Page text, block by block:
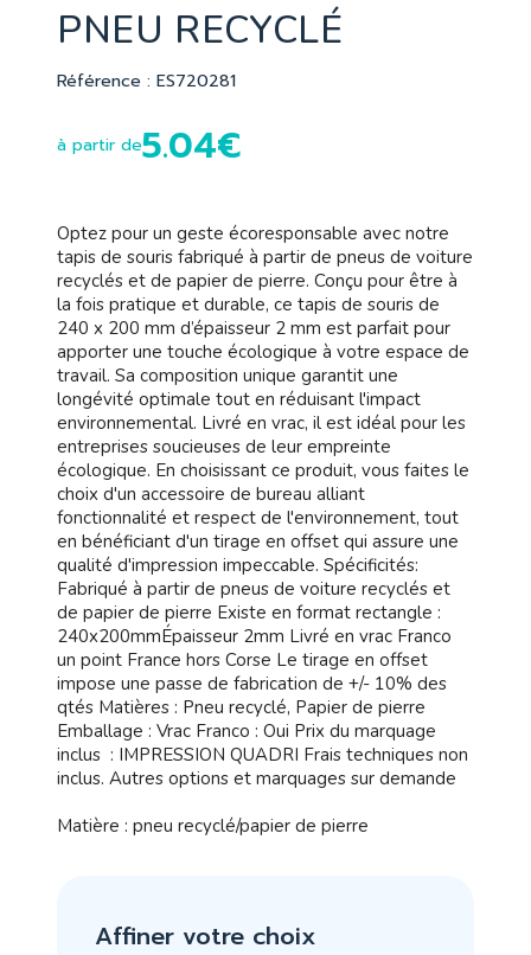
PNEU RECYCLÉ
Référence : ES720281
à partir de5.04€
Optez pour un geste écoresponsable avec notre
tapis de souris fabriqué à partir de pneus de voiture
recyclés et de papier de pierre. Conçu pour être à
la fois pratique et durable, ce tapis de souris de
240 x 200 mm d’épaisseur 2 mm est parfait pour
apporter une touche écologique à votre espace de
travail. Sa composition unique garantit une
longévité optimale tout en réduisant l'impact
environnemental. Livré en vrac, il est idéal pour les
entreprises soucieuses de leur empreinte
écologique. En choisissant ce produit, vous faites le
choix d'un accessoire de bureau alliant
fonctionnalité et respect de l'environnement, tout
en bénéficiant d'un tirage en offset qui assure une
qualité d'impression impeccable. Spécificités:
Fabriqué à partir de pneus de voiture recyclés et
de papier de pierre Existe en format rectangle :
240x200mmÉpaisseur 2mm Livré en vrac Franco
un point France hors Corse Le tirage en offset
impose une passe de fabrication de +/- 10% des
qtés Matières : Pneu recyclé, Papier de pierre
Emballage : Vrac Franco : Oui Prix du marquage
inclus : IMPRESSION QUADRI Frais techniques non
inclus. Autres options et marquages sur demande
Matière : pneu recyclé/papier de pierre
Affiner votre choix